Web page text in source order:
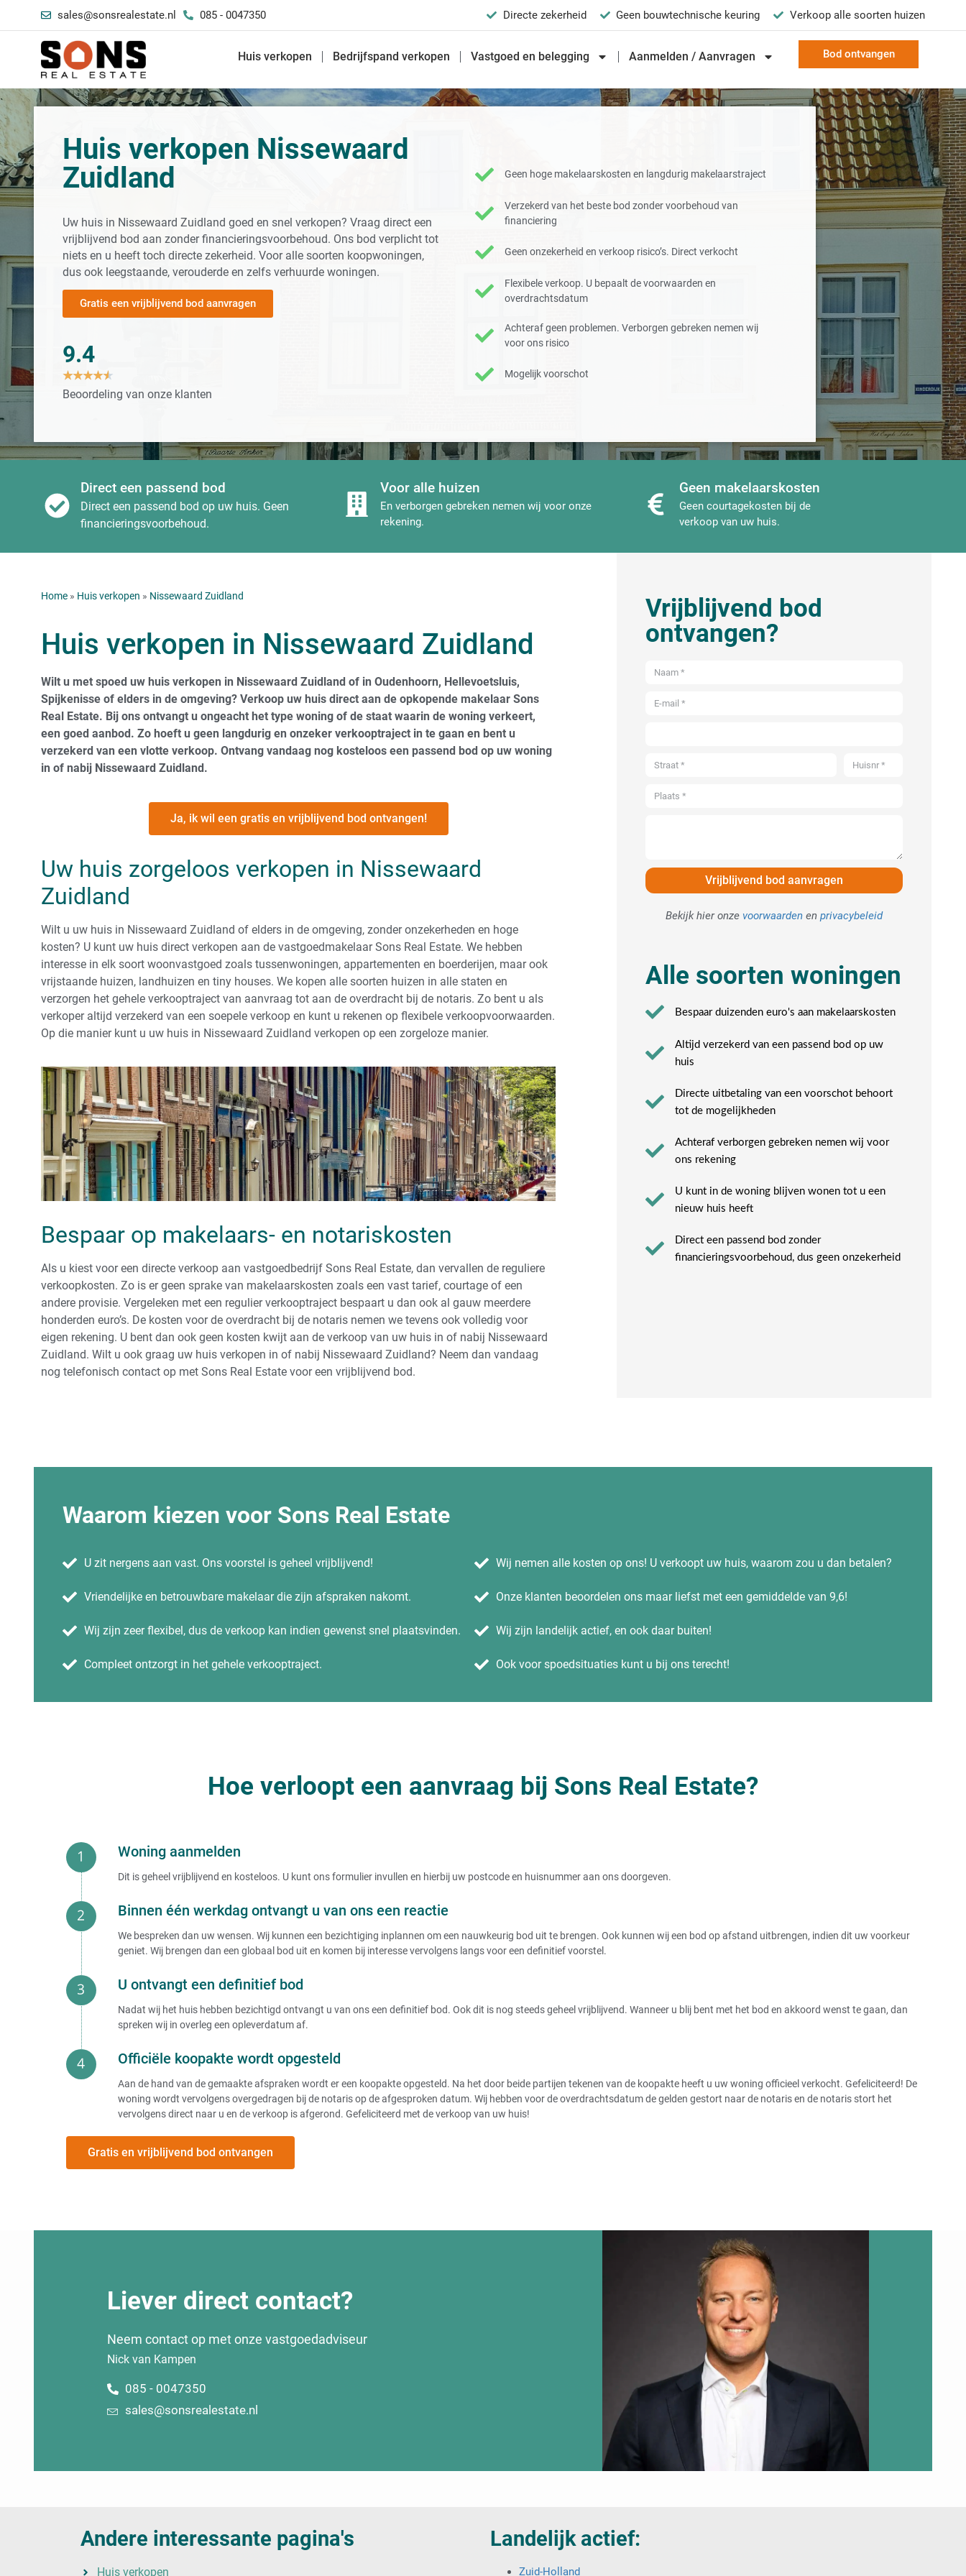
sales@sonsrealestate.nl 085 - 0047350 Directe zekerheid Geen bouwtechnische keuring Verkoop alle soorten huizen
Huis verkopen Bedrijfspand verkopen Vastgoed en belegging Aanmelden / Aanvragen Bod ontvangen
Huis verkopen Nissewaard
Zuidland
Uw huis in Nissewaard Zuidland goed en snel verkopen? Vraag direct een
vrijblijvend bod aan zonder financieringsvoorbehoud. Ons bod verplicht tot
niets en u heeft toch directe zekerheid. Voor alle soorten koopwoningen,
dus ook leegstaande, verouderde en zelfs verhuurde woningen.
Gratis een vrijblijvend bod aanvragen
9.4
★★★★★
Beoordeling van onze klanten
Geen hoge makelaarskosten en langdurig makelaarstraject
Verzekerd van het beste bod zonder voorbehoud van
financiering
Geen onzekerheid en verkoop risico’s. Direct verkocht
Flexibele verkoop. U bepaalt de voorwaarden en
overdrachtsdatum
Achteraf geen problemen. Verborgen gebreken nemen wij
voor ons risico
Mogelijk voorschot
Direct een passend bod
Direct een passend bod op uw huis. Geen
financieringsvoorbehoud.
Voor alle huizen
En verborgen gebreken nemen wij voor onze
rekening.
Geen makelaarskosten
Geen courtagekosten bij de
verkoop van uw huis.
Home » Huis verkopen » Nissewaard Zuidland
Huis verkopen in Nissewaard Zuidland
Wilt u met spoed uw huis verkopen in Nissewaard Zuidland of in Oudenhoorn, Hellevoetsluis,
Spijkenisse of elders in de omgeving? Verkoop uw huis direct aan de opkopende makelaar Sons
Real Estate. Bij ons ontvangt u ongeacht het type woning of de staat waarin de woning verkeert,
een goed aanbod. Zo hoeft u geen langdurig en onzeker verkooptraject in te gaan en bent u
verzekerd van een vlotte verkoop. Ontvang vandaag nog kosteloos een passend bod op uw woning
in of nabij Nissewaard Zuidland.
Ja, ik wil een gratis en vrijblijvend bod ontvangen!
Uw huis zorgeloos verkopen in Nissewaard
Zuidland
Wilt u uw huis in Nissewaard Zuidland of elders in de omgeving, zonder onzekerheden en hoge
kosten? U kunt uw huis direct verkopen aan de vastgoedmakelaar Sons Real Estate. We hebben
interesse in elk soort woonvastgoed zoals tussenwoningen, appartementen en boerderijen, maar ook
vrijstaande huizen, landhuizen en tiny houses. We kopen alle soorten huizen in alle staten en
verzorgen het gehele verkooptraject van aanvraag tot aan de overdracht bij de notaris. Zo bent u als
verkoper altijd verzekerd van een soepele verkoop en kunt u rekenen op flexibele verkoopvoorwaarden.
Op die manier kunt u uw huis in Nissewaard Zuidland verkopen op een zorgeloze manier.
Bespaar op makelaars- en notariskosten
Als u kiest voor een directe verkoop aan vastgoedbedrijf Sons Real Estate, dan vervallen de reguliere
verkoopkosten. Zo is er geen sprake van makelaarskosten zoals een vast tarief, courtage of een
andere provisie. Vergeleken met een regulier verkooptraject bespaart u dan ook al gauw meerdere
honderden euro’s. De kosten voor de overdracht bij de notaris nemen we tevens ook volledig voor
eigen rekening. U bent dan ook geen kosten kwijt aan de verkoop van uw huis in of nabij Nissewaard
Zuidland. Wilt u ook graag uw huis verkopen in of nabij Nissewaard Zuidland? Neem dan vandaag
nog telefonisch contact op met Sons Real Estate voor een vrijblijvend bod.
Vrijblijvend bod
ontvangen?
Vrijblijvend bod aanvragen
Bekijk hier onze voorwaarden enprivacybeleid
Alle soorten woningen
Bespaar duizenden euro's aan makelaarskosten
Altijd verzekerd van een passend bod op uw
huis
Directe uitbetaling van een voorschot behoort
tot de mogelijkheden
Achteraf verborgen gebreken nemen wij voor
ons rekening​
U kunt in de woning blijven wonen tot u een
nieuw huis heeft​
Direct een passend bod zonder
financieringsvoorbehoud, dus geen onzekerheid​
Waarom kiezen voor Sons Real Estate
U zit nergens aan vast. Ons voorstel is geheel vrijblijvend!
Vriendelijke en betrouwbare makelaar die zijn afspraken nakomt.
Wij zijn zeer flexibel, dus de verkoop kan indien gewenst snel plaatsvinden.
Compleet ontzorgt in het gehele verkooptraject.
Wij nemen alle kosten op ons! U verkoopt uw huis, waarom zou u dan betalen?
Onze klanten beoordelen ons maar liefst met een gemiddelde van 9,6!
Wij zijn landelijk actief, en ook daar buiten!
Ook voor spoedsituaties kunt u bij ons terecht!
Hoe verloopt een aanvraag bij Sons Real Estate?
Woning aanmelden
Dit is geheel vrijblijvend en kosteloos. U kunt ons formulier invullen en hierbij uw postcode en huisnummer aan ons doorgeven.
Binnen één werkdag ontvangt u van ons een reactie
We bespreken dan uw wensen. Wij kunnen een bezichtiging inplannen om een nauwkeurig bod uit te brengen. Ook kunnen wij een bod op afstand uitbrengen, indien dit uw voorkeur
geniet. Wij brengen dan een globaal bod uit en komen bij interesse vervolgens langs voor een definitief voorstel.
U ontvangt een definitief bod
Nadat wij het huis hebben bezichtigd ontvangt u van ons een definitief bod. Ook dit is nog steeds geheel vrijblijvend. Wanneer u blij bent met het bod en akkoord wenst te gaan, dan
spreken wij in overleg een opleverdatum af.
Officiële koopakte wordt opgesteld
Aan de hand van de gemaakte afspraken wordt er een koopakte opgesteld. Na het door beide partijen tekenen van de koopakte heeft u uw woning officieel verkocht. Gefeliciteerd! De
woning wordt vervolgens overgedragen bij de notaris op de afgesproken datum. Wij hebben voor de overdrachtsdatum de gelden gestort naar de notaris en de notaris stort het
vervolgens direct naar u en de verkoop is afgerond. Gefeliciteerd met de verkoop van uw huis!
Gratis en vrijblijvend bod ontvangen
Liever direct contact?
Neem contact op met onze vastgoedadviseur
Nick van Kampen
085 - 0047350
sales@sonsrealestate.nl
Andere interessante pagina's
Huis verkopen
Landelijk actief:
Zuid-Holland